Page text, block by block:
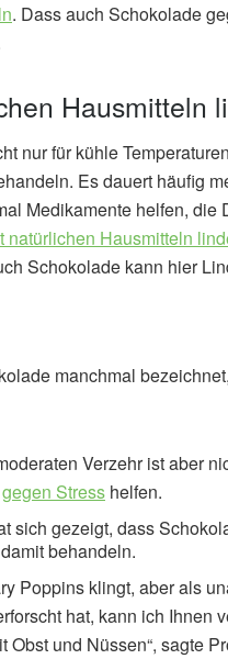
. Dass auch Schokolade
Hausmitteln
nur für kühle
Es dauert häufig
Medikamente helfen,
natürlichen Hausmitteln
Schokolade kann hier
manchmal
Verzehr ist aber
gegen Stress helfen.
behandeln.
sich gezeigt, dass
Poppins klingt, aber als
hat, kann ich Ihnen
und Nüssen“, sagte